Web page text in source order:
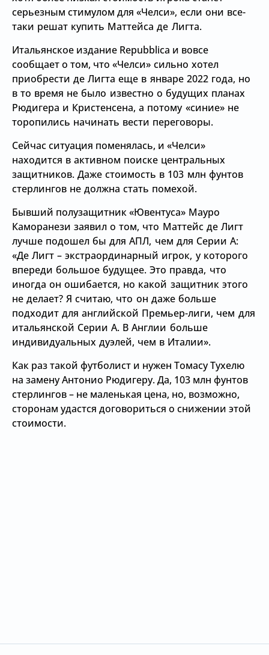
серьезным стимулом для «Челси», если они все-
таки решат купить Маттейса де Лигта.
Итальянское издание Repubblica и вовсе
сообщает о том, что «Челси» сильно хотел
приобрести де Лигта еще в январе 2022 года, но
в то время не было известно о будущих планах
Рюдигера и Кристенсена, а потому «синие» не
торопились начинать вести переговоры.
Сейчас ситуация поменялась, и «Челси»
находится в активном поиске центральных
защитников. Даже стоимость в 103 млн фунтов
стерлингов не должна стать помехой.
Бывший полузащитник«Ювентуса» Мауро
Каморанези заявил о том, что Маттейс де Лигт
лучше подошел бы для АПЛ, чем для Серии А:
«Де Лигт – экстраординарный игрок, у которого
впереди большое будущее. Это правда, что
иногда он ошибается, но какой защитник этого
не делает? Я считаю, что он даже больше
подходит для английской Премьер-лиги, чем для
итальянской Серии А. В Англии больше
индивидуальных дуэлей, чем в Италии».
Как раз такой футболист и нужен Томасу Тухелю
на замену Антонио Рюдигеру. Да, 103 млн фунтов
стерлингов – не маленькая цена, но, возможно,
сторонам удастся договориться о снижении этой
стоимости.